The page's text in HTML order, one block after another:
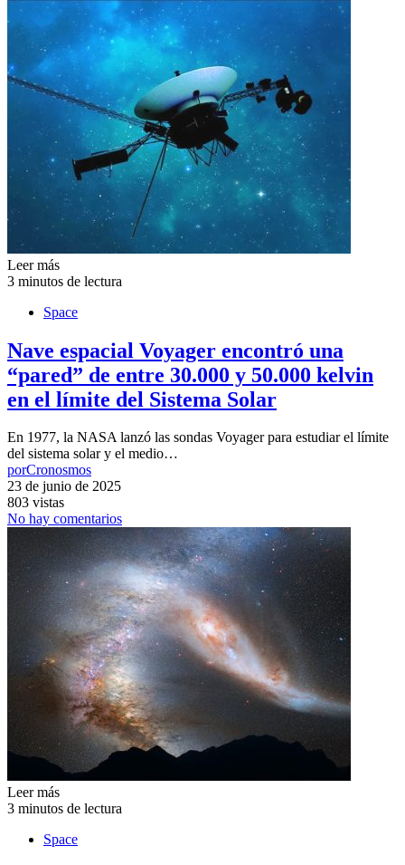
Leer más
3 minutos de lectura
Space
Nave espacial Voyager encontró una
“pared” de entre 30.000 y 50.000 kelvin
en el límite del Sistema Solar
En 1977, la NASA lanzó las sondas Voyager para estudiar el límite
del sistema solar y el medio…
porCronosmos
23 de junio de 2025
803 vistas
No hay comentarios
Leer más
3 minutos de lectura
Space